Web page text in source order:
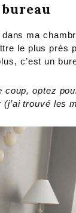
ma
le plus près
c’est un
coup, optez
trouvé les